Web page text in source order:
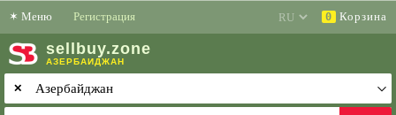
✶ Меню Регистрация 0 Корзина
sell buy.zone
АЗЕРБАЙДЖАН
✕